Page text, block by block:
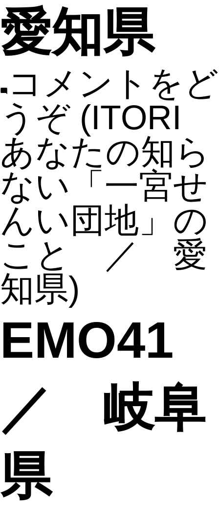
愛知県
コメントをど
うぞ (ITORI
あなたの知ら
ない「一宮せ
んい団地」の
こと ／ 愛
知県)
／ 岐阜
県